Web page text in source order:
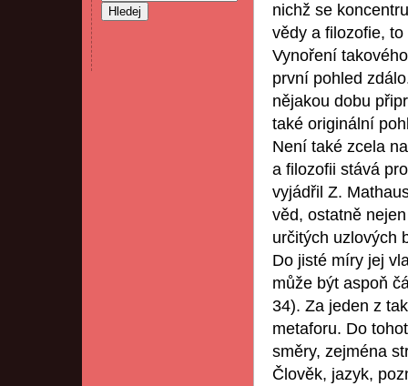
nichž se
vědy a filozofie,
Vynoření
první pohled
nějakou dobu
také originální
Není také zcela
a filozofii stává
vyjádřil Z.
věd, ostatně
určitých uzlových
Do jisté míry jej
může být aspoň
34). Za jeden z
metaforu. Do
směry, zejména
Člověk, jazyk,